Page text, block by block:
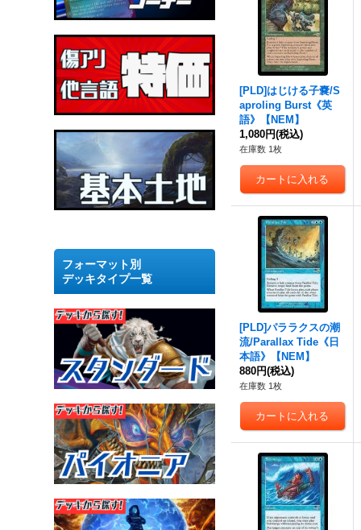
フォーマット別
デッキタイプ一覧
[PLD]はじける子嚢/S
aproling Burst《英
語》【NEM】
1,080円(税込)
在庫数 1枚
[PLD]パララクスの潮
流/Parallax Tide《日
本語》【NEM】
880円(税込)
在庫数 1枚